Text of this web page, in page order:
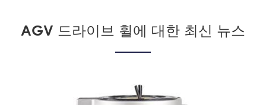
AGV 드라이브 휠에 대한 최신 뉴스